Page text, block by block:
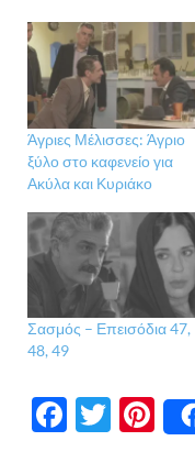
Άγριες Μέλισσες: Άγριο
ξύλο στο καφενείο για
Ακύλα και Κυριάκο
Σασμός – Επεισόδια 47,
48, 49
F
T
Pi